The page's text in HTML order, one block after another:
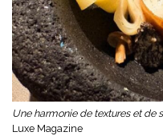
Une harmonie de textures et de
Luxe Magazine